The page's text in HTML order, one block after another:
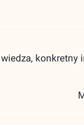
konkretny